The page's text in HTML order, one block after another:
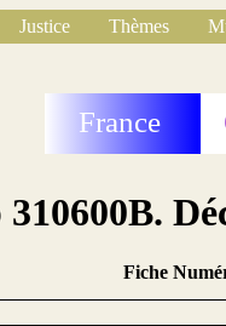
Justice Thèmes
France
Fiche